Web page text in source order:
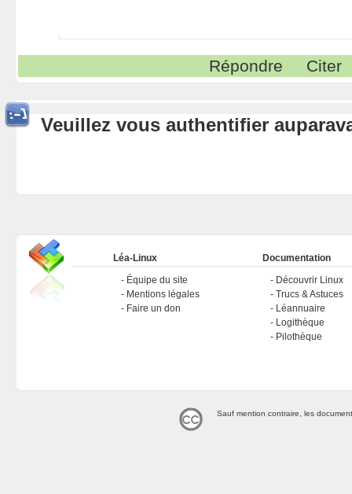
Répondre Citer
Veuillez vous authentifier
Léa-Linux
Équipe du site
Mentions légales
Faire un don
Documentation
Découvrir Linux
Trucs & Astuces
Léannuaire
Logithèque
Pilothèque
Sauf mention contraire, les